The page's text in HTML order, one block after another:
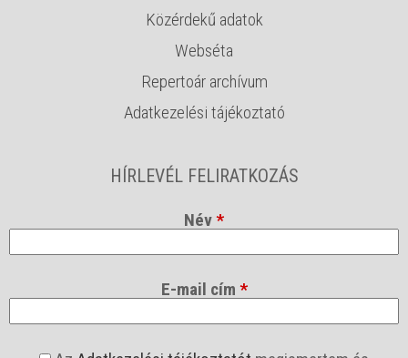
Közérdekű adatok
Webséta
Repertoár archívum
Adatkezelési tájékoztató
HÍRLEVÉL FELIRATKOZÁS
Név*
E-mail cím *